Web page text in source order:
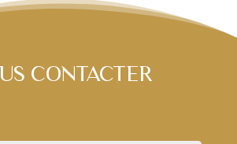
CONTACTER